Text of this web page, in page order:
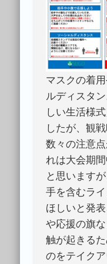
マスクの着
ルディスタ
しい生活様
したが、観
数々の注意
れは大会期
と思います
手を含むラ
ほしいと発
や応援の旗
触が起きる
のをテイク